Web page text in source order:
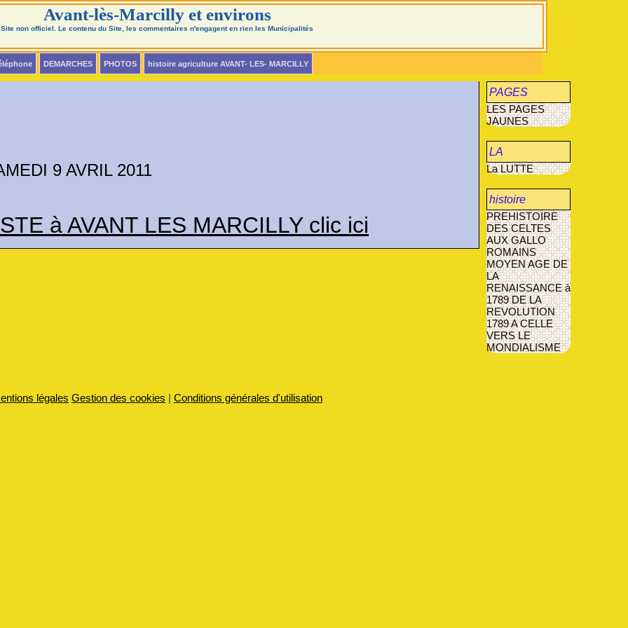
Avant-lès-Marcilly et environs
Site non officiel. Le contenu du Site, les commentaires n'engagent en rien les Municipalités
DEMARCHES PHOTOS histoire agriculture AVANT- LES- MARCILLY
PAGES
JAUNES
LES PAGES
JAUNES
LA
MUCOVISCIDOSE
La LUTTE
histoire
agriculture
AVANT- LES-
MARCILLY
PREHISTOIRE
DES CELTES
AUX GALLO
ROMAINS
MOYEN AGEDE
LA
RENAISSANCE à
1789DE LA
REVOLUTION
1789 A CELLE
VERS LE
MONDIALISME
2011
à AVANT LES MARCILLY clic ici
légales Gestion des cookies | Conditions générales d'utilisation